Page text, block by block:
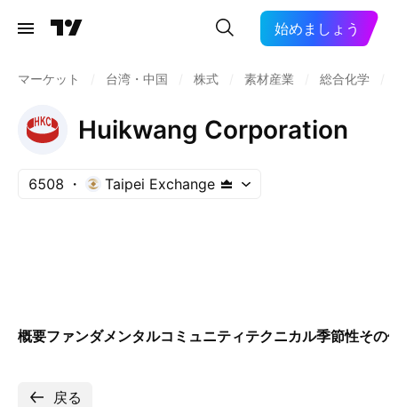
始めましょう
マーケット 台湾・中国 株式 素材産業 総合化学
Huikwang Corporation
6508 Taipei Exchange
概要ファンダメンタルコミュニティテクニカル季節性その
戻る